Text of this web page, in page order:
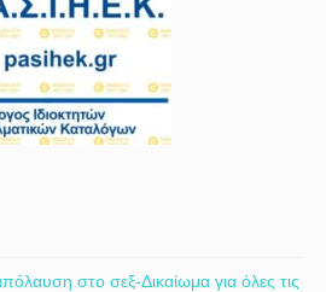
στο σεξ-Δικαίωμα για όλες τις